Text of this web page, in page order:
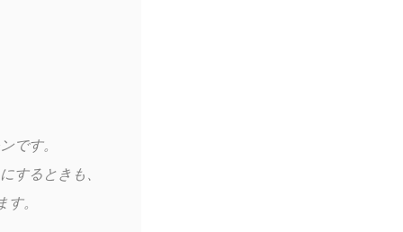
です。
するときも、
。